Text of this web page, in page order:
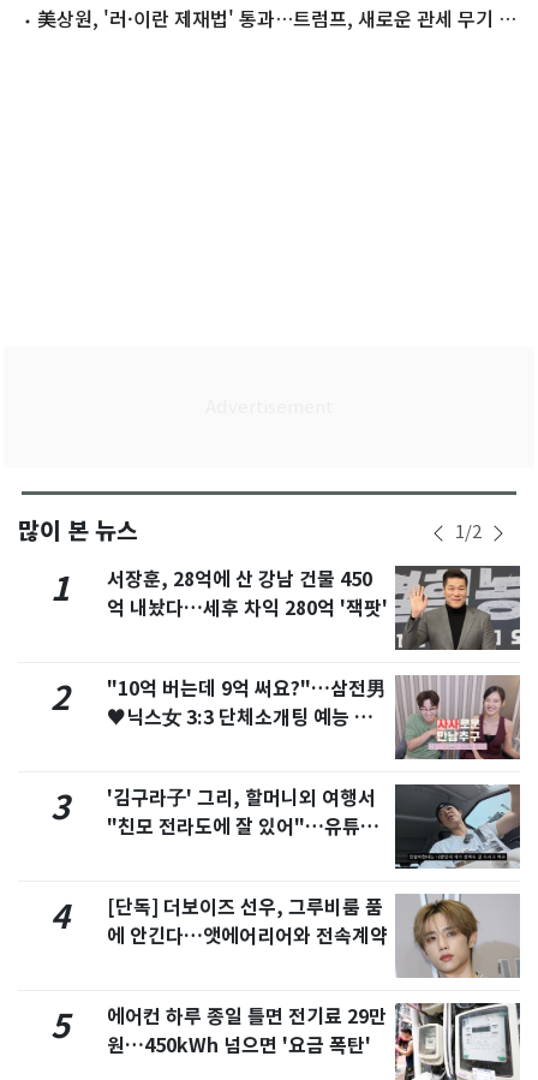
멈춰"
美상원, '러·이란 제재법' 통과…트럼프, 새로운 관세 무기 쥐
많이 본 뉴스 1/2
1
서장훈, 28억에 산 강남 건물 450
억 내놨다…세후 차익 280억 '잭팟'
2
"10억 버는데 9억 써요?"…삼전男
♥닉스女 3:3 단체소개팅 예능 화
3
'김구라子' 그리, 할머니외 여행서
"친모 전라도에 잘 있어"…유튜브
4
[단독] 더보이즈 선우, 그루비룸 품
에 안긴다…앳에어리어와 전속계약
5
에어컨 하루 종일 틀면 전기료 29만
원…450kWh 넘으면 '요금 폭탄'